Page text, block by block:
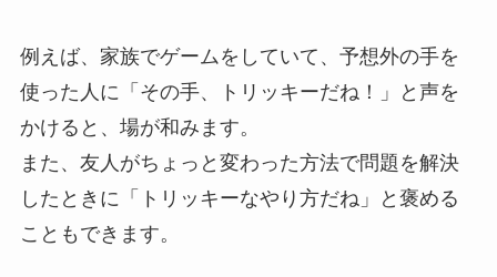
例えば、家族でゲームをしていて、予想外の手を
使った人に「その手、トリッキーだね！」と声を
かけると、場が和みます。
また、友人がちょっと変わった方法で問題を解決
したときに「トリッキーなやり方だね」と褒める
こともできます。